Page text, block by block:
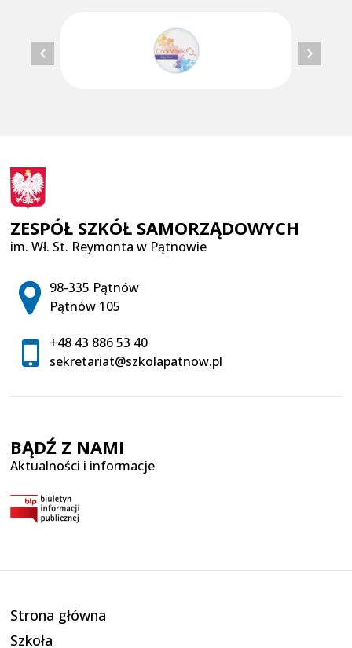
ZESPÓŁ SZKÓŁ SAMORZĄDOWYCH
im. Wł. St. Reymonta w Pątnowie
Adres pocztowy:
98-335 Pątnów
Pątnów 105
+48 43 886 53 40
sekretariat@szkolapatnow.pl
BĄDŹ Z NAMI
Aktualności i informacje
Strona główna
Szkoła